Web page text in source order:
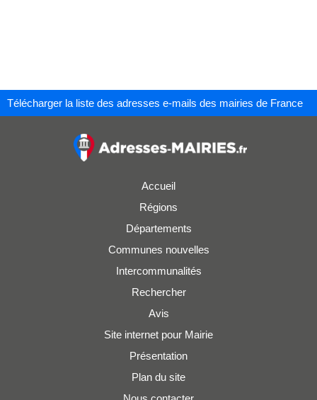
Télécharger la liste des adresses e-mails des mairies de France
Accueil
Régions
Départements
Communes nouvelles
Intercommunalités
Rechercher
Avis
Site internet pour Mairie
Présentation
Plan du site